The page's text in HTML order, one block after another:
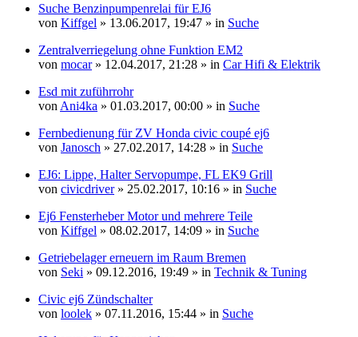
Suche Benzinpumpenrelai für EJ6
von Kiffgel » 13.06.2017, 19:47 » in Suche
Zentralverriegelung ohne Funktion EM2
von mocar» 12.04.2017, 21:28 » in Car Hifi & Elektrik
Esd mit zuführrohr
von Ani4ka » 01.03.2017, 00:00 » in Suche
Fernbedienung für ZV Honda civic coupé ej6
von Janosch » 27.02.2017, 14:28 » in Suche
EJ6: Lippe, Halter Servopumpe, FL EK9 Grill
von civicdriver» 25.02.2017, 10:16 » in Suche
Ej6 Fensterheber Motor und mehrere Teile
von Kiffgel » 08.02.2017, 14:09 » in Suche
Getriebelager erneuern im Raum Bremen
von Seki » 09.12.2016, 19:49 » in Technik & Tuning
Civic ej6 Zündschalter
von loolek » 07.11.2016, 15:44 » in Suche